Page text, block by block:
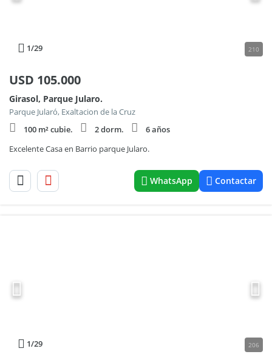
1/29 210
USD 105.000
Girasol, Parque Jularo.
Parque Jularó, Exaltacion de la Cruz
100 m² cubie.
2 dorm.
6 años
Excelente Casa en Barrio parque Jularo.
WhatsApp Contactar
1/29 206